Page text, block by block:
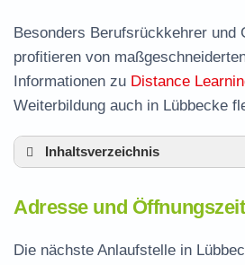
Besonders Berufsrückkehrer und
profitieren von
Informationen zu Distance
Weiterbildung auch in Lübbecke
Inhaltsverzeichnis
Leistungen der
Termin vereinbaren und
Adresse und
Die nächste Anlaufstelle in